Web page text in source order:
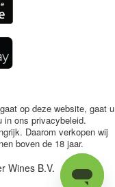
Wines B.V.
Daarom verkopen wij
boven de 18 jaar.
op deze website, gaat u
in ons privacybeleid.